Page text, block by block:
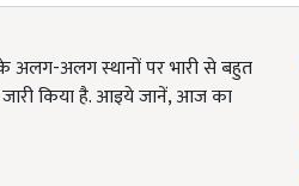
अलग स्थानों पर भारी से बहुत
जारी किया है. आइये जानें, आज का